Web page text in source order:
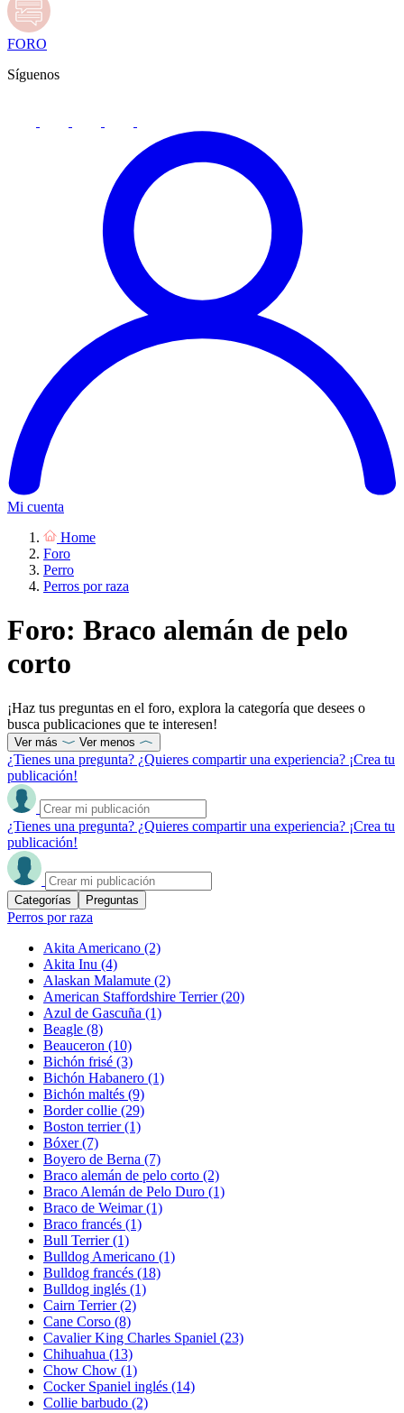
FORO
Síguenos
Mi cuenta
Home
Foro
Perro
Perros por raza
Foro: Braco alemán de pelo
corto
¡Haz tus preguntas en el foro, explora la categoría que desees o
busca publicaciones que te interesen!
Ver más Ver menos
¿Tienes una pregunta? ¿Quieres compartir una experiencia? ¡Crea tu
publicación!
¿Tienes una pregunta? ¿Quieres compartir una experiencia? ¡Crea tu
publicación!
Categorías Preguntas
Perros por raza
Akita Americano (2)
Akita Inu (4)
Alaskan Malamute (2)
American Staffordshire Terrier(20)
Azul de Gascuña (1)
Beagle (8)
Beauceron (10)
Bichón frisé (3)
Bichón Habanero (1)
Bichón maltés (9)
Border collie (29)
Boston terrier(1)
Bóxer(7)
Boyero de Berna (7)
Braco alemán de pelo corto (2)
Braco Alemán de Pelo Duro (1)
Braco de Weimar(1)
Braco francés (1)
Bull Terrier(1)
Bulldog Americano (1)
Bulldog francés (18)
Bulldog inglés (1)
Cairn Terrier(2)
Cane Corso (8)
Cavalier King Charles Spaniel (23)
Chihuahua (13)
Chow Chow (1)
Cocker Spaniel inglés (14)
Collie barbudo (2)